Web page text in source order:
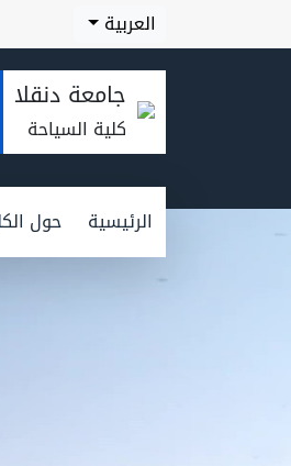
العربية
جامعة دنقلا
كلية السياحة
الرئيسية حول